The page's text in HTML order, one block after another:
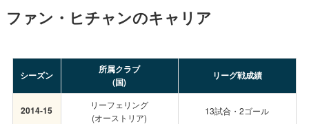
ファン・ヒチャンのキャリア
シーズン
所属クラブ
(国)
リーグ戦成績
2014-15
リーフェリング
(オーストリア)
13試合・2ゴール